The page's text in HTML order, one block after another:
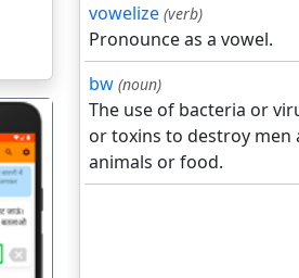
vowelize (verb)
Pronounce as a vowel.
bw (noun)
The use of bacteria or
or toxins to destroy men
animals or food.